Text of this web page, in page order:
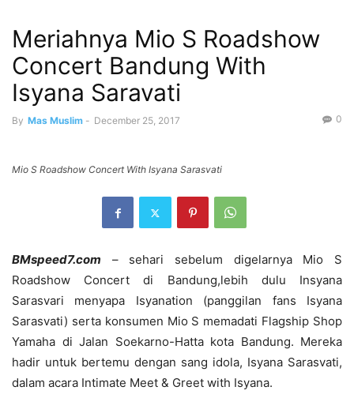
Meriahnya Mio S Roadshow
Concert Bandung With
Isyana Saravati
By Mas Muslim - December 25, 2017 0
Mio S Roadshow Concert With Isyana Sarasvati
BMspeed7.com – sehari sebelum digelarnya Mio S
Roadshow Concert di Bandung,lebih dulu Insyana
Sarasvari menyapa Isyanation (panggilan fans Isyana
Sarasvati) serta konsumen Mio S memadati Flagship Shop
Yamaha di Jalan Soekarno-Hatta kota Bandung. Mereka
hadir untuk bertemu dengan sang idola, Isyana Sarasvati,
dalam acara Intimate Meet & Greet with Isyana.